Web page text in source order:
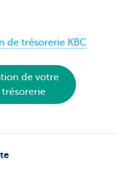
de trésorerie KBC
de votre